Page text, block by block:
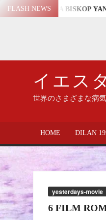
Skip
to
FLASH NEWS
YANG POPULER DI
イエス
世界のさまざまな病
HOME DILAN
yesterdays-movie
6 FILM